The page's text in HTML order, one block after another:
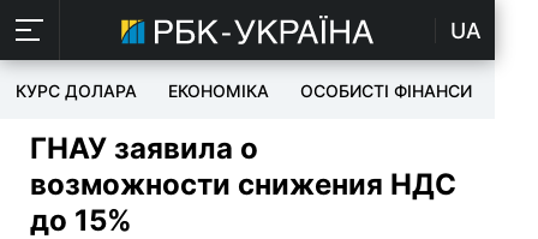
UA
КУРС ДОЛАРА ЕКОНОМІКА ОСОБИСТІ ФІНАНСИ
ГНАУ заявила о
возможности снижения НДС
до 15%